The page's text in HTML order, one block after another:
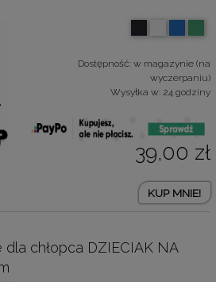
Dostępność: w magazynie (na
wyczerpaniu)
Wysyłka w: 24 godziny
39,00 zł
KUP MNIE!
chłopca DZIECIAK NA